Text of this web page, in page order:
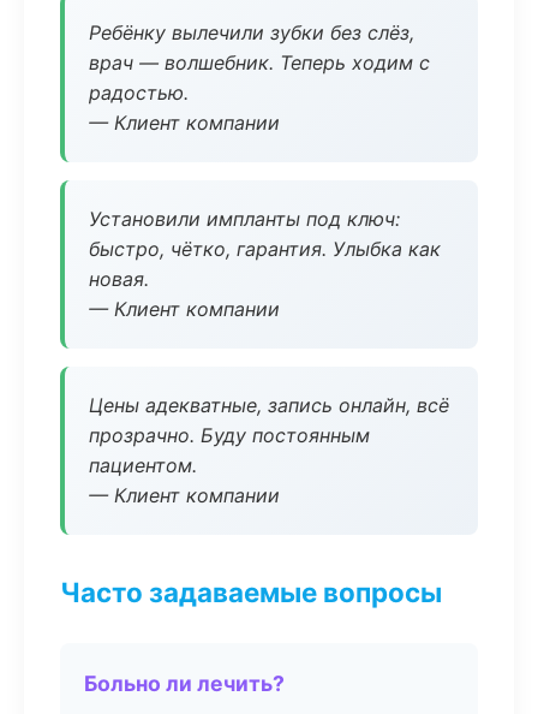
Ребёнку вылечили зубки без слёз,
врач — волшебник. Теперь ходим с
радостью.
— Клиент компании
Установили импланты под ключ:
быстро, чётко, гарантия. Улыбка как
новая.
— Клиент компании
Цены адекватные, запись онлайн, всё
прозрачно. Буду постоянным
пациентом.
— Клиент компании
Часто задаваемые вопросы
Больно ли лечить?